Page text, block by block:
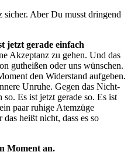
Aber Du musst dringend
jetzt gerade einfach
Akzeptanz zu gehen. Und das
gutheißen oder uns wünschen.
den Widerstand aufgeben.
Unruhe. Gegen das Nicht-
Es ist jetzt gerade so. Es ist
paar ruhige Atemzüge
das heißt nicht, dass es so
Moment an.